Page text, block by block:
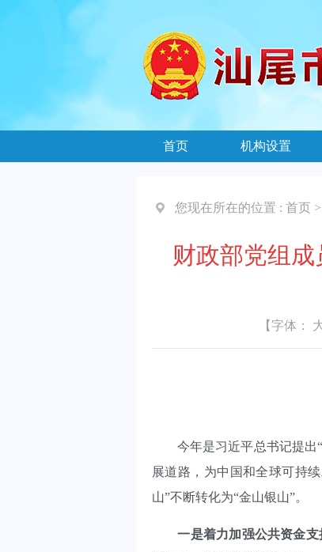
首页 机构设置
您现在所在的位置 : 首页 >
财政部党组
【字体：
今年是习近平总书记提出“
展道路，为中国和全球可持
山”不断转化为“金山银山”。
一是着力加强公共资金支